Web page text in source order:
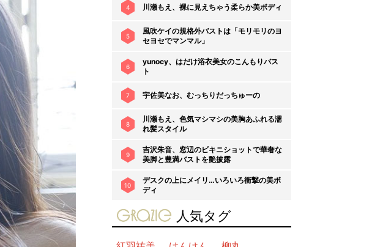
4 川瀬もえ、裸に見えちゃう柔らか美ボディ
5
風吹ケイの規格外バストは「モリモリのヨ
セヨセでマンマル」
6
yunocy、はだけ浴衣美女のこんもりバス
ト
7 宇佐美なお、むっちりだっちゅーの
8
川瀬もえ、色気マシマシの美胸あふれる濡
れ髪スタイル
9
吉沢朱音、窓辺のビキニショットで華奢な
美脚と豊満バストを艶披露
10
デスクの上にメイリ…いろいろ衝撃の美ボ
ディ
gravure-grazie
人気タグ